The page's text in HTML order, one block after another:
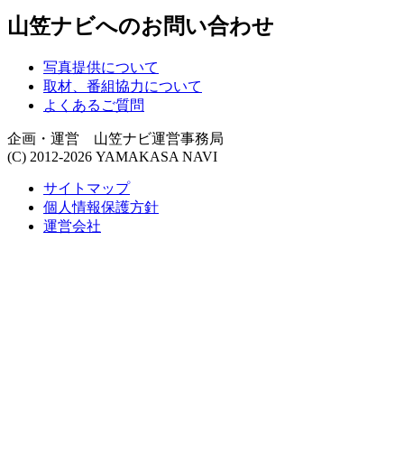
山笠ナビへのお問い合わせ
写真提供について
取材、番組協力について
よくあるご質問
企画・運営 山笠ナビ運営事務局
(C) 2012-2026 YAMAKASA NAVI
サイトマップ
個人情報保護方針
運営会社